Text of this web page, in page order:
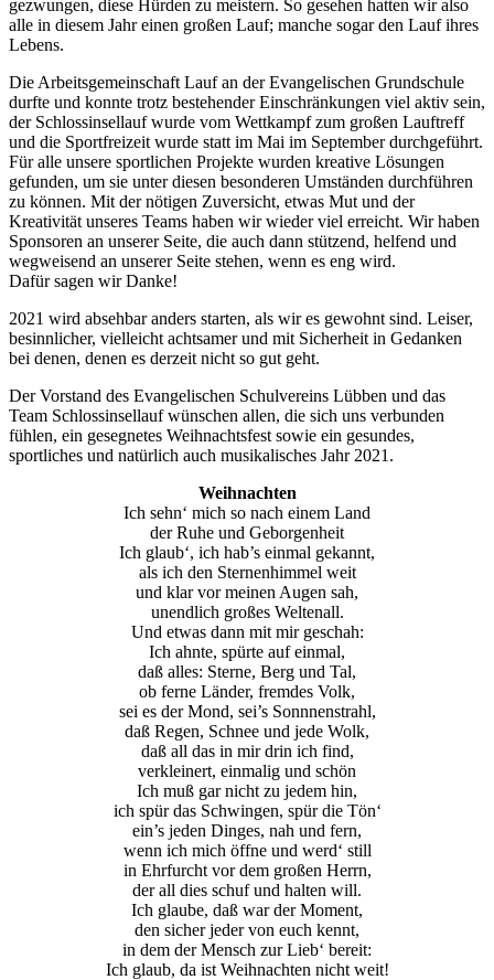
gezwungen, diese Hürden zu meistern. So gesehen hatten wir also
alle in diesem Jahr einen großen Lauf; manche sogar den Lauf ihres
Lebens.
Die Arbeitsgemeinschaft Lauf an der Evangelischen Grundschule
durfte und konnte trotz bestehender Einschränkungen viel aktiv sein,
der Schlossinsellauf wurde vom Wettkampf zum großen Lauftreff
und die Sportfreizeit wurde statt im Mai im September durchgeführt.
Für alle unsere sportlichen Projekte wurden kreative Lösungen
gefunden, um sie unter diesen besonderen Umständen durchführen
zu können. Mit der nötigen Zuversicht, etwas Mut und der
Kreativität unseres Teams haben wir wieder viel erreicht. Wir haben
Sponsoren an unserer Seite, die auch dann stützend, helfend und
wegweisend an unserer Seite stehen, wenn es eng wird.
Dafür sagen wir Danke!
2021 wird absehbar anders starten, als wir es gewohnt sind. Leiser,
besinnlicher, vielleicht achtsamer und mit Sicherheit in Gedanken
bei denen, denen es derzeit nicht so gut geht.
Der Vorstand des Evangelischen Schulvereins Lübben und das
Team Schlossinsellauf wünschen allen, die sich uns verbunden
fühlen, ein gesegnetes Weihnachtsfest sowie ein gesundes,
sportliches und natürlich auch musikalisches Jahr 2021.
Weihnachten
Ich sehn‘ mich so nach einem Land
der Ruhe und Geborgenheit
Ich glaub‘, ich hab’s einmal gekannt,
als ich den Sternenhimmel weit
und klar vor meinen Augen sah,
unendlich großes Weltenall.
Und etwas dann mit mir geschah:
Ich ahnte, spürte auf einmal,
daß alles: Sterne, Berg und Tal,
ob ferne Länder, fremdes Volk,
sei es der Mond, sei’s Sonnnenstrahl,
daß Regen, Schnee und jede Wolk,
daß all das in mir drin ich find,
verkleinert, einmalig und schön
Ich muß gar nicht zu jedem hin,
ich spür das Schwingen, spür die Tön‘
ein’s jeden Dinges, nah und fern,
wenn ich mich öffne und werd‘ still
in Ehrfurcht vor dem großen Herrn,
der all dies schuf und halten will.
Ich glaube, daß war der Moment,
den sicher jeder von euch kennt,
in dem der Mensch zur Lieb‘ bereit:
Ich glaub, da ist Weihnachten nicht weit!